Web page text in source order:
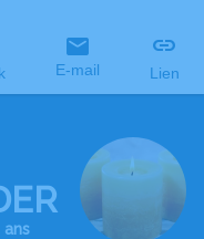
E-mail Lien